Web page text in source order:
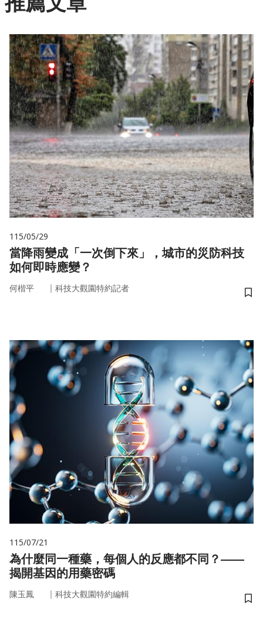
115/05/29
當降雨變成「一次倒下來」，城市的災防科技
如何即時應變？
何楷平 ｜ 科技大觀園特約記者
儲
115/07/21
為什麼同一種藥，每個人的反應都不同？——
揭開基因的用藥密碼
陳玉鳳 ｜ 科技大觀園特約編輯
儲